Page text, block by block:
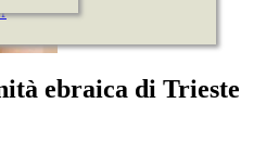
ebraica di Trieste